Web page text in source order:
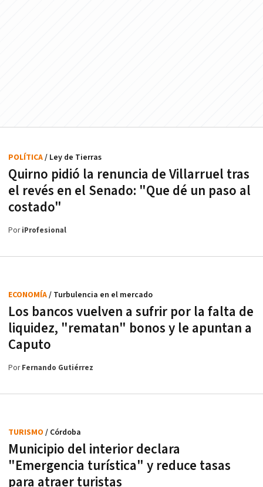
Quirno pidió la renuncia de Villarruel tras
el revés en el Senado: "Que dé un paso al
costado"
POLÍTICA/ Ley de Tierras
PoriProfesional
Los bancos vuelven a sufrir por la falta de
liquidez, "rematan" bonos y le apuntan a
Caputo
ECONOMÍA/ Turbulencia en el mercado
PorFernando Gutiérrez
Municipio del interior declara
"Emergencia turística" y reduce tasas
para atraer turistas
TURISMO / Córdoba